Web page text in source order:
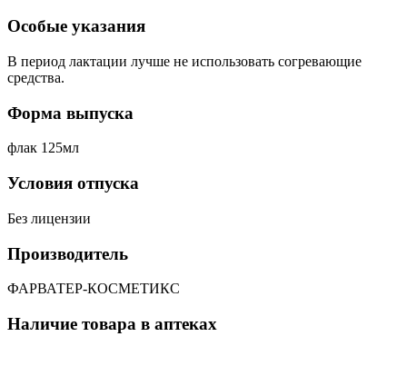
Особые указания
В период лактации лучше не использовать согревающие
средства.
Форма выпуска
флак 125мл
Условия отпуска
Без лицензии
Производитель
ФАРВАТЕР-КОСМЕТИКС
Наличие товара в аптеках